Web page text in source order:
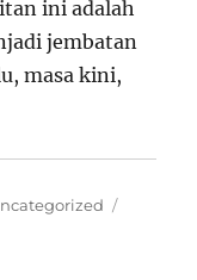
ini adalah
jembatan
masa kini,